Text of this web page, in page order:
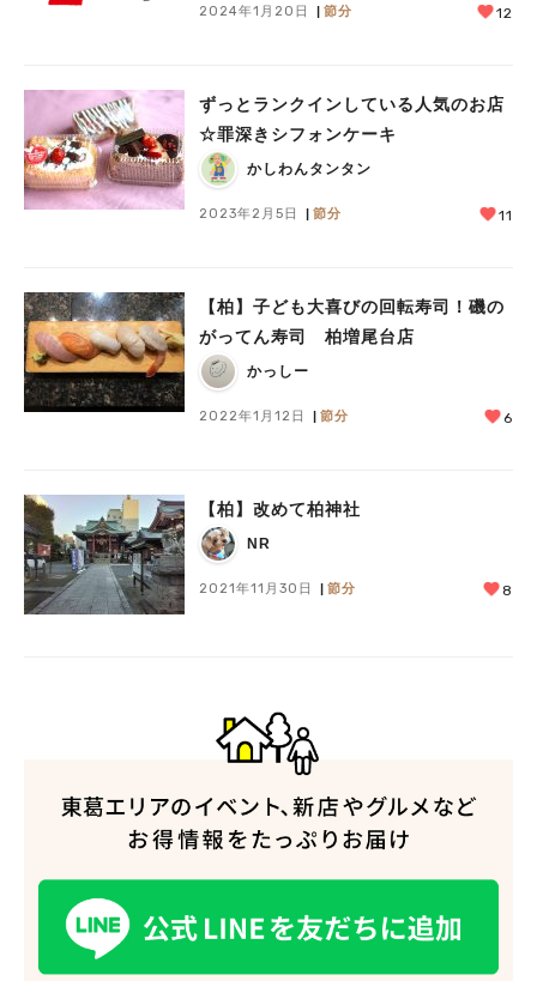
2024年1月20日 節分 12
ずっとランクインしている人気のお店
☆罪深きシフォンケーキ
かしわんタンタン
2023年2月5日 節分 11
【柏】子ども大喜びの回転寿司！磯の
がってん寿司 柏増尾台店
かっしー
2022年1月12日 節分 6
【柏】改めて柏神社
NR
2021年11月30日 節分 8